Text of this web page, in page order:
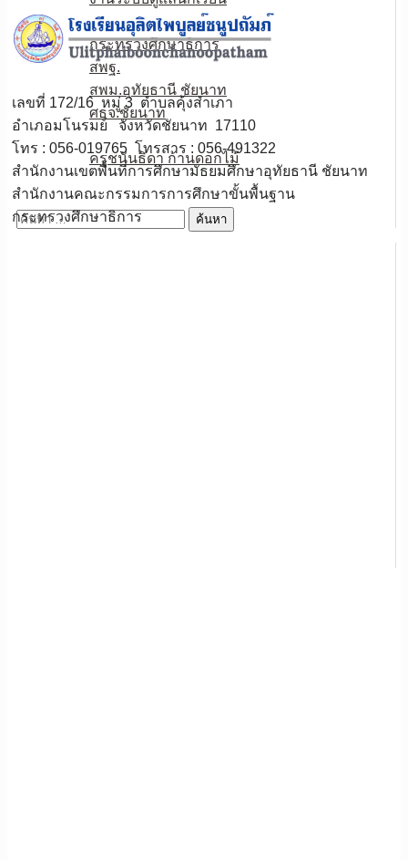
หน่วยงานเกี่ยวข้อง
กระทรวงศึกษาธิการ
สพฐ.
สพม.อุทัยธานี ชัยนาท
ศธจ.ชัยนาท
วPA
ครูชนันธิดา ก้านดอกไม้
ติดต่อเรา
ค้นหา
เลขที่ 172/16 หมู่ 3 ตำบลคุ้งสำเภา
อำเภอมโนรมย์ จังหวัดชัยนาท 17110
โทร : 056-019765 โทรสาร : 056-491322
สำนักงานเขตพื้นที่การศึกษามัธยมศึกษาอุทัยธานี ชัยนาท
สำนักงานคณะกรรมการการศึกษาขั้นพื้นฐาน
กระทรวงศึกษาธิการ